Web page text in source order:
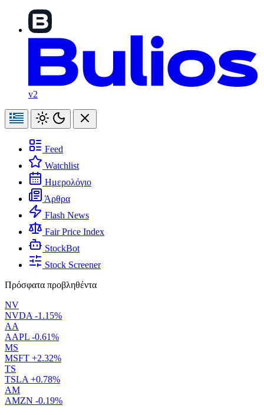
v2
Feed
Watchlist
Ημερολόγιο
Άρθρα
Flash News
Fair Price Index
StockBot
Stock Screener
Πρόσφατα προβληθέντα
NV
NVDA -1.15%
AA
AAPL -0.61%
MS
MSFT +2.32%
TS
TSLA +0.78%
AM
AMZN -0.19%